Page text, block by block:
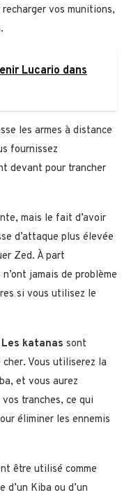
vos munitions,
Lucario dans
les armes à distance
fournissez
devant pour trancher
mais le fait d’avoir
d’attaque plus élevée
Zed. À part
jamais de problème
si vous utilisez le
Les katanas sont
Vous utiliserez la
et vous aurez
tranches, ce qui
éliminer les ennemis
être utilisé comme
d’un Kiba ou d’un